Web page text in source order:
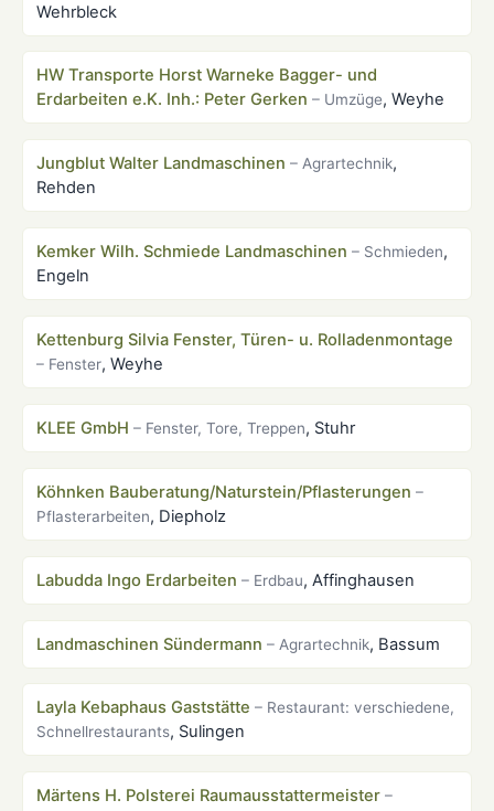
Wehrbleck
HW Transporte Horst Warneke Bagger- und
Erdarbeiten e.K. Inh.: Peter Gerken – Umzüge, Weyhe
Jungblut Walter Landmaschinen – Agrartechnik,
Rehden
Kemker Wilh. Schmiede Landmaschinen – Schmieden,
Engeln
Kettenburg Silvia Fenster, Türen- u. Rolladenmontage
– Fenster, Weyhe
KLEE GmbH – Fenster, Tore, Treppen, Stuhr
Köhnken Bauberatung/Naturstein/Pflasterungen –
Pflasterarbeiten, Diepholz
Labudda Ingo Erdarbeiten – Erdbau, Affinghausen
Landmaschinen Sündermann – Agrartechnik, Bassum
Layla Kebaphaus Gaststätte – Restaurant: verschiedene,
Schnellrestaurants, Sulingen
Märtens H. Polsterei Raumausstattermeister –